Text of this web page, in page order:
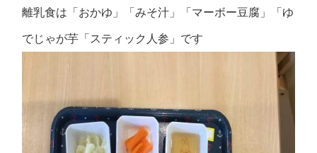
離乳食は「おかゆ」「みそ汁」「マーボー豆腐」「ゆ
でじゃが芋「スティック人参」です